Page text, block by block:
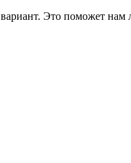
Это поможет нам